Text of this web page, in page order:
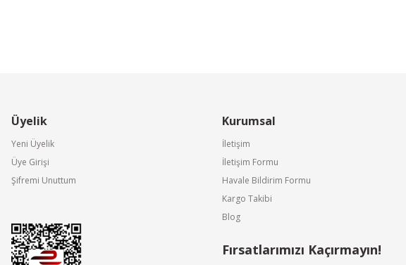
Olefini K-24 Endüstriyel Tip Hava Perdesi
Üyelik
Yeni Üyelik
Üye Girişi
Şifremi Unuttum
Kurumsal
İletişim
İletişim Formu
Havale Bildirim Formu
Kargo Takibi
Blog
Fırsatlarımızı Kaçırmayın!